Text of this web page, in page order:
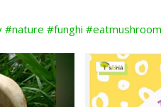
#nature #funghi #eatmushroom